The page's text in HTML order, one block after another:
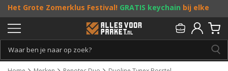
Het Grote Zomerklus Festival! GRATIS keychain bij elke
bestelling vanaf €25, entoffe acties! Doe je mee?
Persoonlijk & gratis advies:013 - 207 00 01